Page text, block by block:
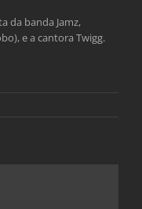
da banda Jamz,
e a cantora Twigg.